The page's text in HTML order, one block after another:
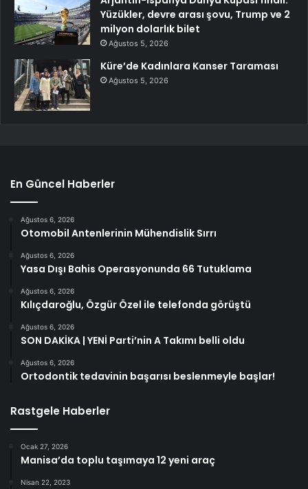
Yüzükler, devre arası şovu, Trump ve 2
milyon dolarlık bilet
Ağustos 5, 2026
Küre’de Kadınlara Kanser Taraması
Ağustos 5, 2026
En Güncel Haberler
Ağustos 6, 2026
Otomobil Antenlerinin Mühendislik Sırrı
Ağustos 6, 2026
Yasa Dışı Bahis Operasyonunda 66 Tutuklama
Ağustos 6, 2026
Kılıçdaroğlu, Özgür Özel ile telefonda görüştü
Ağustos 6, 2026
SON DAKİKA | YENİ Parti’nin A Takımı belli oldu
Ağustos 6, 2026
Ortodontik tedavinin başarısı beslenmeyle başlar!
Rastgele Haberler
Ocak 27, 2026
Manisa’da toplu taşımaya 12 yeni araç
Nisan 22, 2023